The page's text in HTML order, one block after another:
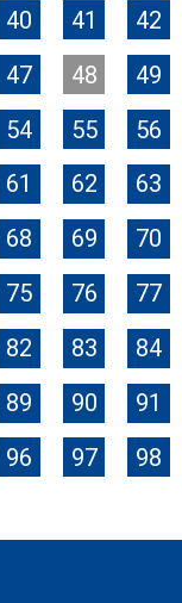
40 41 42
47 48 49
54 55 56
61 62 63
68 69 70
75 76 77
82 83 84
89 90 91
96 97 98